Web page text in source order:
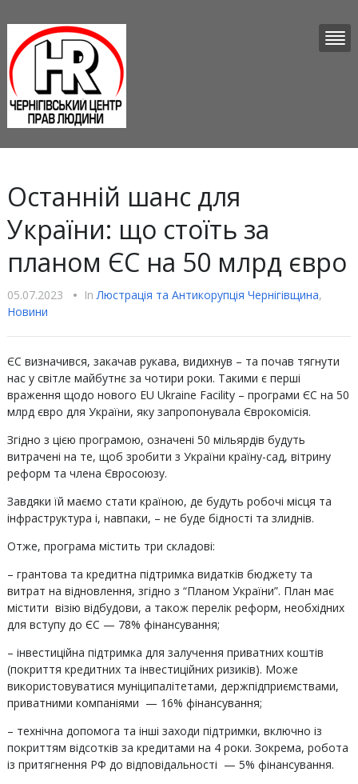
Останній шанс для
України: що стоїть за
планом ЄС на 50 млрд євро
05.07.2023 • InЛюстрацiя та Антикорупцiя Чернігівщина,
Новини
ЄС визначився, закачав рукава, видихнув – та почав тягнути
нас у світле майбутнє за чотири роки. Такими є перші
враження щодо нового EU Ukraine Facility – програми ЄС на 50
млрд євро для України, яку запропонувала Єврокомісія.
Згідно з цією програмою, означені 50 мільярдів будуть
витрачені на те, щоб зробити з України країну-сад, вітрину
реформ та члена Євросоюзу.
Завдяки їй маємо стати країною, де будуть робочі місця та
інфраструктура і, навпаки, – не буде бідності та злиднів.
Отже, програма містить три складові:
– грантова та кредитна підтримка видатків бюджету та
витрат на відновлення, згідно з “Планом України”. План має
містити візію відбудови, а також перелік реформ, необхідних
для вступу до ЄС — 78% фінансування;
– інвестиційна підтримка для залучення приватних коштів
(покриття кредитних та інвестиційних ризиків). Може
використовуватися муніципалітетами, держпідприємствами,
приватними компаніями — 16% фінансування;
– технічна допомога та інші заходи підтримки, включно із
покриттям відсотків за кредитами на 4 роки. Зокрема, робота
із притягнення РФ до відповідальності — 5% фінансування.